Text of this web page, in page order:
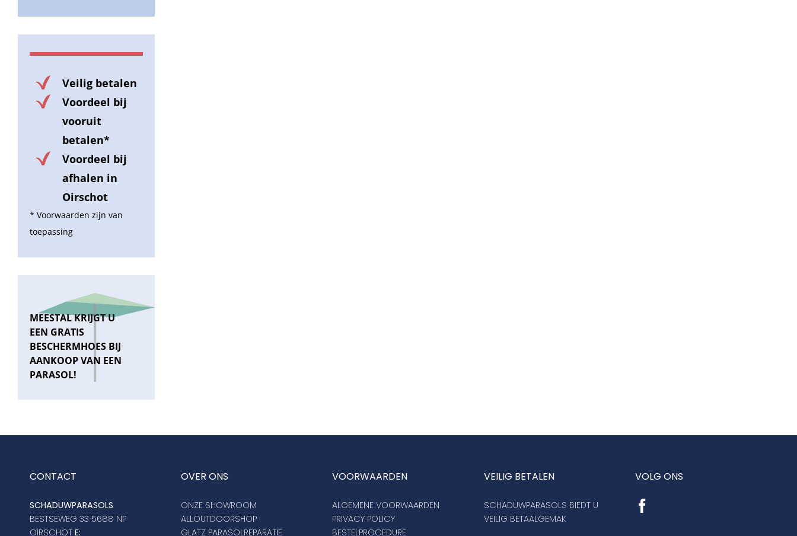
Veilig betalen
Voordeel bij
vooruit
betalen*
Voordeel bij
afhalen in
Oirschot
* Voorwaarden zijn van
toepassing
MEESTAL KRIJGT U
EEN GRATIS
BESCHERMHOES BIJ
AANKOOP VAN EEN
PARASOL!
CONTACT
SCHADUWPARASOLS
BESTSEWEG 33 5688 NP
OIRSCHOT E:
OVER ONS
ONZE SHOWROOM
ALLOUTDOORSHOP
GLATZ PARASOLREPARATIE
VOORWAARDEN
ALGEMENE VOORWAARDEN
PRIVACY POLICY
BESTELPROCEDURE
VEILIG BETALEN
SCHADUWPARASOLS BIEDT U
VEILIG BETAALGEMAK
VOLG ONS